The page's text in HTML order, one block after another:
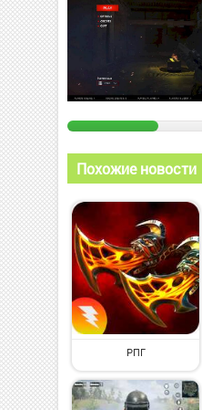
Похожие новости
РПГ